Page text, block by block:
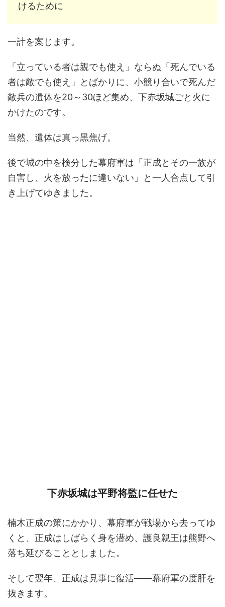
けるために
一計を案じます。
「立っている者は親でも使え」ならぬ「死んでいる
者は敵でも使え」とばかりに、小競り合いで死んだ
敵兵の遺体を20～30ほど集め、下赤坂城ごと火に
かけたのです。
当然、遺体は真っ黒焦げ。
後で城の中を検分した幕府軍は「正成とその一族が
自害し、火を放ったに違いない」と一人合点して引
き上げてゆきました。
下赤坂城は平野将監に任せた
楠木正成の策にかかり、幕府軍が戦場から去ってゆ
くと、正成はしばらく身を潜め、護良親王は熊野へ
落ち延びることとしました。
そして翌年、正成は見事に復活――幕府軍の度肝を
抜きます。